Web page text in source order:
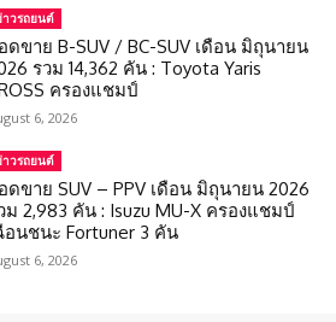
วรถยนต์
ดขาย B-SUV / BC-SUV เดือน มิถุนายน
รวม 14,362 คัน : Toyota Yaris
ครองแชมป์
6, 2026
วรถยนต์
ดขาย SUV – PPV เดือน มิถุนายน 2026
ม 2,983 คัน : Isuzu MU-X ครองแชมป์
อนชนะ Fortuner 3 คัน
6, 2026